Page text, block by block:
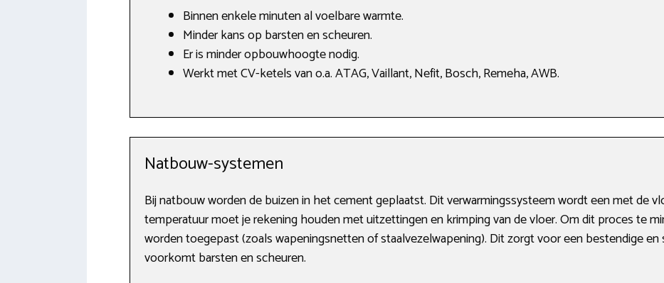
Binnen enkele minuten al voelbare warmte.
Minder kans op barsten en scheuren.
Er is minder opbouwhoogte nodig.
Werkt met CV-ketels van o.a. ATAG, Vaillant, Nefit, Bosch, Remeha, AWB.
Natbouw-systemen
Bij natbouw worden de buizen in het cement geplaatst. Dit verwarmingssysteem wordt een met de
temperatuur moet je rekening houden met uitzettingen en krimping van de vloer. Om dit proces te
worden toegepast (zoals wapeningsnetten of staalvezelwapening). Dit zorgt voor een bestendige
voorkomt barsten en scheuren.